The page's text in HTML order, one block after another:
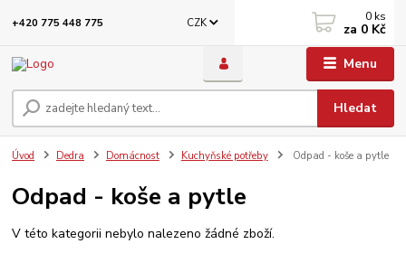
Menu
CZK
Hledat
+420 775 448 775 0 ks
za 0 Kč
Úvod Dedra Domácnost Kuchyňské potřeby Odpad - koše a pytle
Odpad - koše a pytle
V této kategorii nebylo nalezeno žádné zboží.